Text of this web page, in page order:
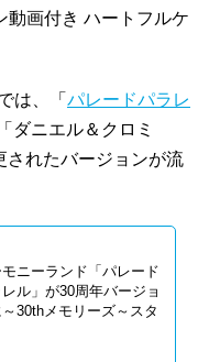
動画付き ハートフルケ
は、「 パレードパラレ
ダニエル＆クロミ
されたバージョンが流
ニーランド「パレード
ル」が30周年バージョ
30thメモリーズ～スタ